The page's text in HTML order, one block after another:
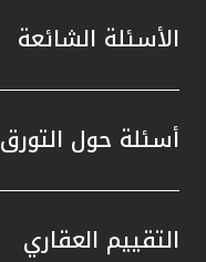
الأسئلة الشائعة
أسئلة حول التورق
التقييم العقاري